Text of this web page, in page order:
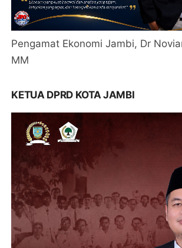
Pengamat Ekonomi Jambi, Dr
MM
KETUA DPRD KOTA JAMBI